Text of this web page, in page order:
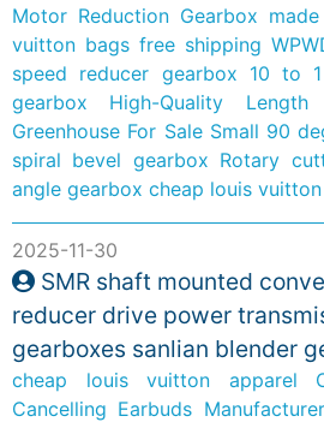
Motor Reduction Gearbox
vuitton bags free shipping
speed reducer gearbox 10 to
gearbox
High-Quality
Greenhouse For Sale Small 90
spiral bevel gearbox Rotary
angle gearbox cheap louis
2025-11-30
SMR shaft mounted
reducer drive power
gearboxes sanlian blender
cheap louis vuitton apparel
Cancelling Earbuds